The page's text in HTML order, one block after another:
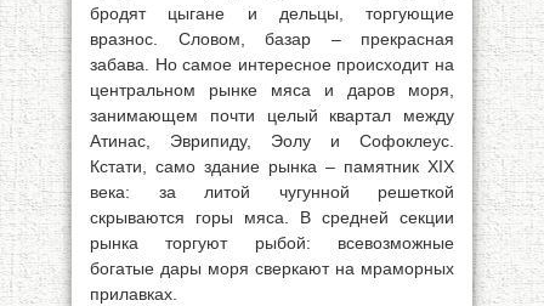
бродят цыгане и дельцы, торгующие
вразнос. Словом, базар – прекрасная
забава. Но самое интересное происходит на
центральном рынке мяса и даров моря,
занимающем почти целый квартал между
Атинас, Эврипиду, Эолу и Софоклеус.
Кстати, само здание рынка – памятник XIX
века: за литой чугунной решеткой
скрываются горы мяса. В средней секции
рынка торгуют рыбой: всевозможные
богатые дары моря сверкают на мраморных
прилавках.